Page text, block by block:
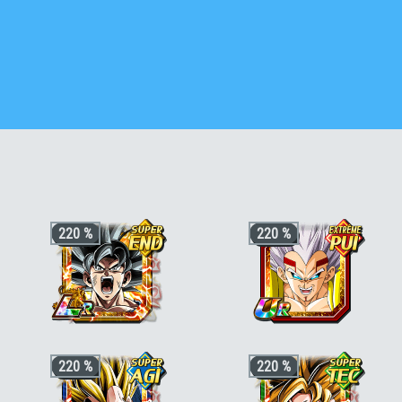
220 %
+4 ki, +220% stats pour la catégorie
"Divin"
220 %
+3 ki, +200% HP & +170% ATT/DEF
pour la catégorie"Corps et esprit
corrompus"ou"Combat du destin"
+50% stats bonus si aussi"Terrifiants
220 % 220 %